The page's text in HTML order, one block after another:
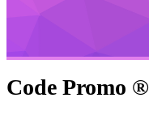
Code Promo ®